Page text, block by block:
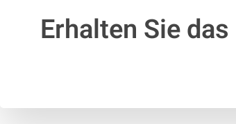
Erhalten Sie das